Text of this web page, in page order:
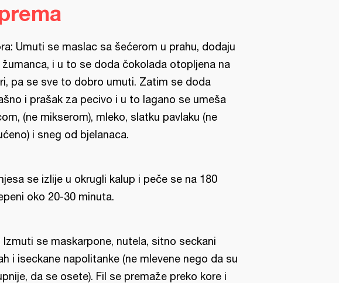
Umuti se maslac sa šećerom u prahu, dodaju
žumanca, i u to se doda čokolada otopljena na
pa se sve to dobro umuti. Zatim se doda
i prašak za pecivo i u to lagano se umeša
(ne mikserom), mleko, slatku pavlaku (ne
i sneg od bjelanaca.
se izlije u okrugli kalup i peče se na 180
oko 20-30 minuta.
Izmuti se maskarpone, nutela, sitno seckani
i iseckane napolitanke (ne mlevene nego da su
da se osete). Fil se premaže preko kore i